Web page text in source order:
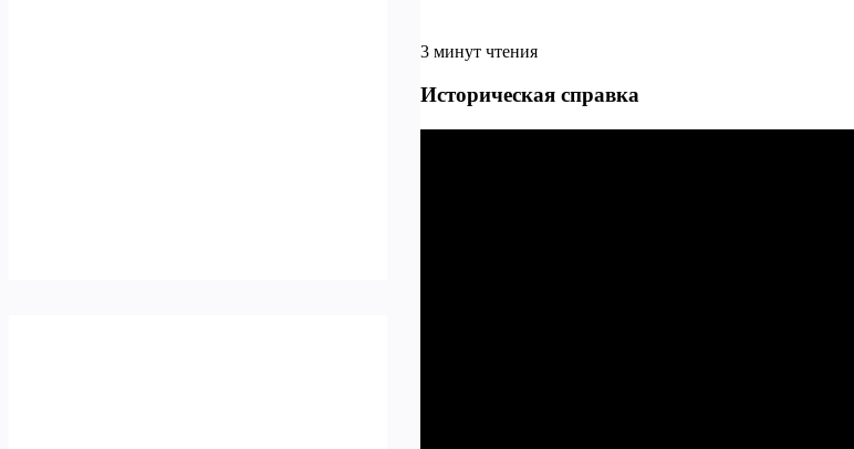
3 минут чтения
Историческая справка